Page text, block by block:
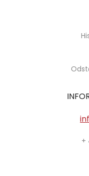
+